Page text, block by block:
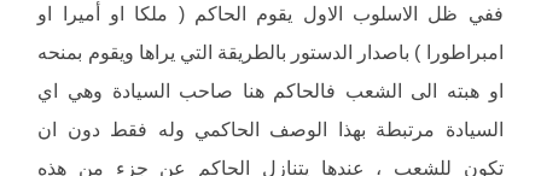
ففي ظل الاسلوب الاول يقوم الحاكم ( ملكا او أميرا او
امبراطورا ) باصدار الدستور بالطريقة التي يراها ويقوم بمنحه
او هبته الى الشعب فالحاكم هنا صاحب السيادة وهي اي
السيادة مرتبطة بهذا الوصف الحاكمي وله فقط دون ان
تكون للشعب ، عندها يتنازل الحاكم عن جزء من هذه